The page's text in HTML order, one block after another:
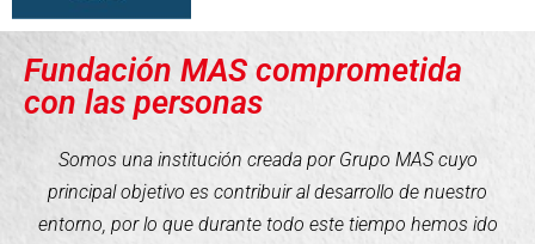
Fundación MAS comprometida
con las personas
Somos una institución creada por Grupo MAS cuyo
principal objetivo es contribuir al desarrollo de nuestro
entorno, por lo que durante todo este tiempo hemos ido